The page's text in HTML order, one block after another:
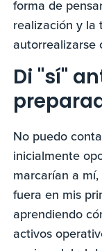
forma de
realización y la
autorrealizarse
Di "sí"
No puedo
inicialmente
marcarían a
fuera en mis
aprendiendo
activos